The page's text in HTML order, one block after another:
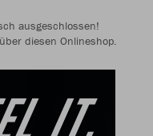
ausgeschlossen!
diesen Onlineshop.